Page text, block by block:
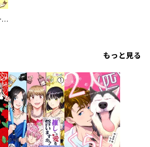
野性のぽーぽー【豪華版】
もっと見る